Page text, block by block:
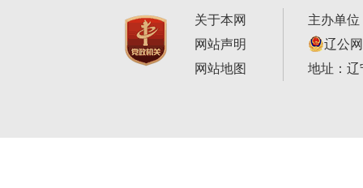
关于本网
网站声明
网站地图
主办单
辽公
地址：辽